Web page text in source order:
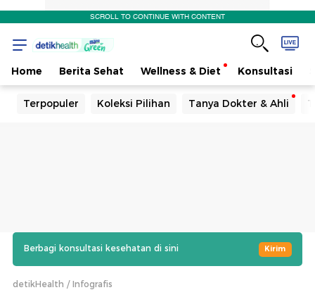
SCROLL TO CONTINUE WITH CONTENT
Home Berita Sehat Wellness & Diet Konsultasi
Terpopuler Koleksi Pilihan Tanya Dokter & Ahli
Berbagi konsultasi kesehatan di sini Kirim
detikHealth Infografis